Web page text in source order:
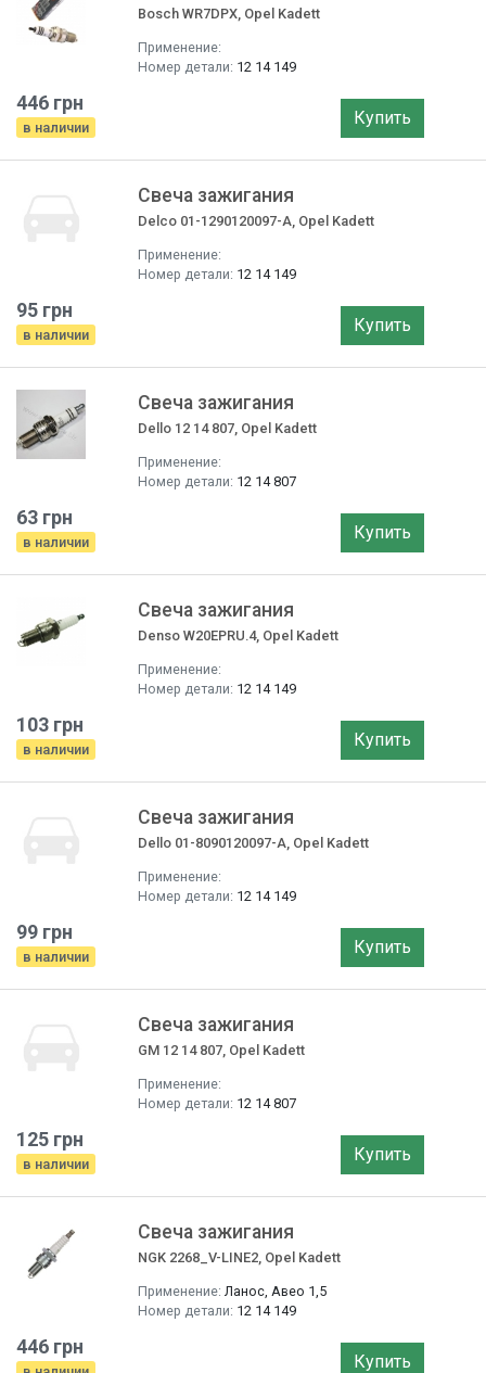
Bosch WR7DPX, Opel Kadett
Применение:
Номер детали: 12 14 149
446 грн
в наличии Купить
Свеча зажигания
Delco 01-1290120097-A, Opel Kadett
Применение:
Номер детали: 12 14 149
95 грн
в наличии Купить
Свеча зажигания
Dello 12 14 807, Opel Kadett
Применение:
Номер детали: 12 14 807
63 грн
в наличии Купить
Свеча зажигания
Denso W20EPRU.4, Opel Kadett
Применение:
Номер детали: 12 14 149
103 грн
в наличии Купить
Свеча зажигания
Dello 01-8090120097-A, Opel Kadett
Применение:
Номер детали: 12 14 149
99 грн
в наличии Купить
Свеча зажигания
GM 12 14 807, Opel Kadett
Применение:
Номер детали: 12 14 807
125 грн
в наличии Купить
Свеча зажигания
NGK 2268_V-LINE2, Opel Kadett
Применение: Ланос, Авео 1,5
Номер детали: 12 14 149
446 грн
Купить